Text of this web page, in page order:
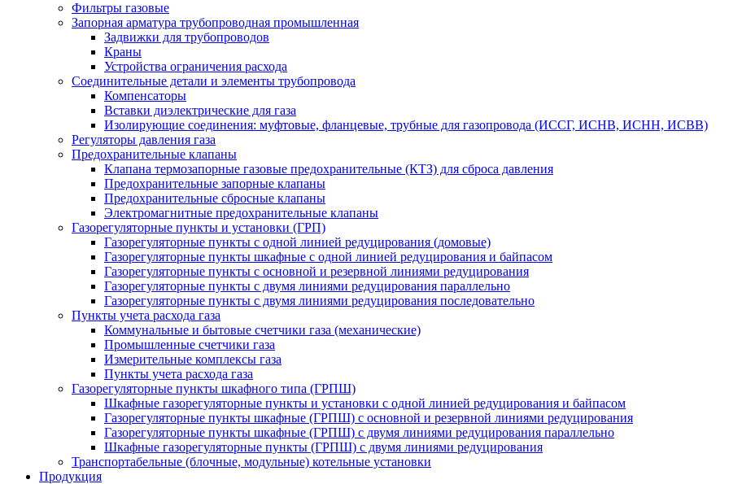
Фильтры газовые
Запорная арматура трубопроводная промышленная
Задвижки для трубопроводов
Краны
Устройства ограничения расхода
Соединительные детали и элементы трубопровода
Компенсаторы
Вставки диэлектрические для газа
Изолирующие соединения: муфтовые, фланцевые, трубные для газопровода (ИССГ, ИСНВ, ИСНН, ИСВВ)
Регуляторы давления газа
Предохранительные клапаны
Клапана термозапорные газовые предохранительные (КТЗ) для сброса давления
Предохранительные запорные клапаны
Предохранительные сбросные клапаны
Электромагнитные предохранительные клапаны
Газорегуляторные пункты и установки (ГРП)
Газорегуляторные пункты с одной линией редуцирования (домовые)
Газорегуляторные пункты шкафные с одной линией редуцирования и байпасом
Газорегуляторные пункты с основной и резервной линиями редуцирования
Газорегуляторные пункты с двумя линиями редуцирования параллельно
Газорегуляторные пункты с двумя линиями редуцирования последовательно
Пункты учета расхода газа
Коммунальные и бытовые счетчики газа (механические)
Промышленные счетчики газа
Измерительные комплексы газа
Пункты учета расхода газа
Газорегуляторные пункты шкафного типа (ГРПШ)
Шкафные газорегуляторные пункты и установки c одной линией редуцирования и байпасом
Газорегуляторные пункты шкафные (ГРПШ) с основной и резервной линиями редуцирования
Газорегуляторные пункты шкафные (ГРПШ) с двумя линиями редуцирования параллельно
Шкафные газорегуляторные пункты (ГРПШ) c двумя линиями редуцирования
Транспортабельные (блочные, модульные) котельные установки
Продукция